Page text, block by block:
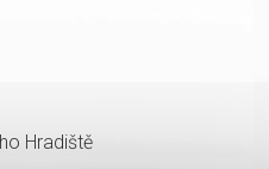
Hradiště